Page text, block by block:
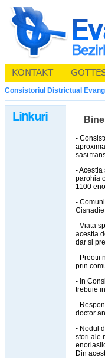
Consistoriul Districtual
-
sasi
- Acestia
parohia
1100
-
- Viata
acestia
dar si
- Preotii
prin
- In
trebuie
-
doctor
- Nodul
sfori ale
Din